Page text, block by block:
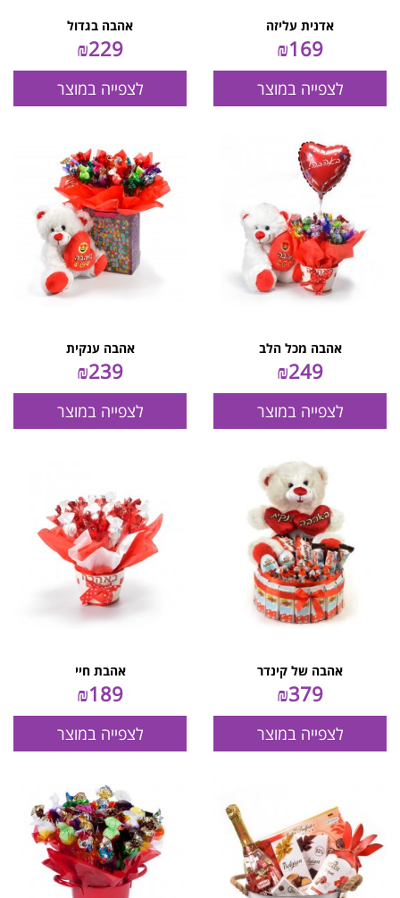
אדנית עליזה
₪169
לצפייה במוצר
אהבה בגדול
₪229
לצפייה במוצר
אהבה מכל הלב
₪249
לצפייה במוצר
אהבה ענקית
₪239
לצפייה במוצר
אהבה של קינדר
₪379
לצפייה במוצר
אהבת חיי
₪189
לצפייה במוצר